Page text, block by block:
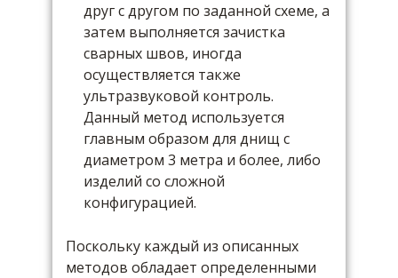
друг с другом по заданной схеме, а
затем выполняется зачистка
сварных швов, иногда
осуществляется также
ультразвуковой контроль.
Данный метод используется
главным образом для днищ с
диаметром 3 метра и более, либо
изделий со сложной
конфигурацией.
Поскольку каждый из описанных
методов обладает определенными